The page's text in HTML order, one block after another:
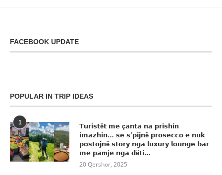
FACEBOOK UPDATE
POPULAR IN TRIP IDEAS
1
𝗧𝘂𝗿𝗶𝘀𝘁ë𝘁 𝗺𝗲 ç𝗮𝗻𝘁𝗮 𝗻𝗮 𝗽𝗿𝗶𝘀𝗵𝗶𝗻
𝗶𝗺𝗮𝘇𝗵𝗶𝗻… 𝘀𝗲 𝘀’𝗽𝗶𝗷𝗻ë 𝗽𝗿𝗼𝘀𝗲𝗰𝗰𝗼 𝗲 𝗻𝘂𝗸
𝗽𝗼𝘀𝘁𝗼𝗷𝗻ë 𝘀𝘁𝗼𝗿𝘆 𝗻𝗴𝗮 𝗹𝘂𝘅𝘂𝗿𝘆 𝗹𝗼𝘂𝗻𝗴𝗲 𝗯𝗮𝗿
𝗺𝗲 𝗽𝗮mj𝗲 𝗻𝗴𝗮 𝗱ë𝘁𝗶…
20 Qershor, 2025